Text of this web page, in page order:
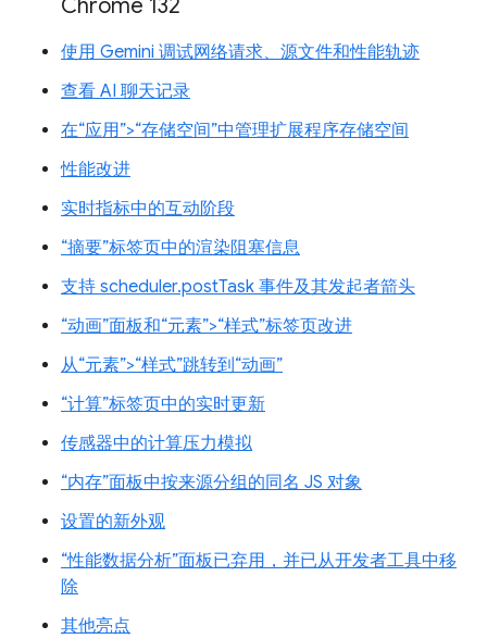
Chrome 132
使用 Gemini 调试网络请求、源文件和性能轨迹
查看 AI 聊天记录
在“应用”>“存储空间”中管理扩展程序存储空间
性能改进
实时指标中的互动阶段
“摘要”标签页中的渲染阻塞信息
支持 scheduler.postTask 事件及其发起者箭头
“动画”面板和“元素”>“样式”标签页改进
从“元素”>“样式”跳转到“动画”
“计算”标签页中的实时更新
传感器中的计算压力模拟
“内存”面板中按来源分组的同名 JS 对象
设置的新外观
“性能数据分析”面板已弃用，并已从开发者工具中移
除
其他亮点